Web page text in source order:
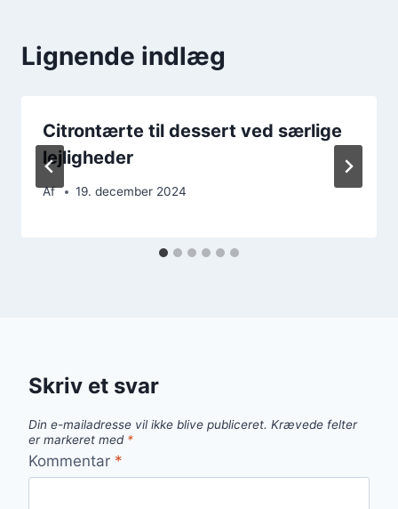
Lignende indlæg
Citrontærte til dessert ved særlige
lejligheder
Af 19. december 2024
Skriv et svar
Din e-mailadresse vil ikke blive publiceret. Krævede felter
er markeret med *
Kommentar *